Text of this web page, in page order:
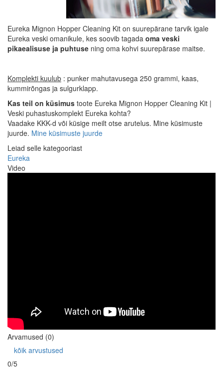
Eureka Mignon Hopper Cleaning Kit on suurepärane tarvik igale
Eureka veski omanikule, kes soovib tagada oma veski
pikaealisuse ja puhtuse ning oma kohvi suurepärase maitse.
Komplekti kuulub : punker mahutavusega 250 grammi, kaas,
kummirõngas ja sulgurklapp.
Kas teil on küsimus toote Eureka Mignon Hopper Cleaning Kit |
Veski puhastuskomplekt Eureka kohta?
Vaadake KKK-d või küsige meilt otse arutelus. Mine küsimuste
juurde. Mine küsimuste juurde
Leiad selle kategooriast
Eureka
Video
Arvamused (0)
kõik arvustused
0/5